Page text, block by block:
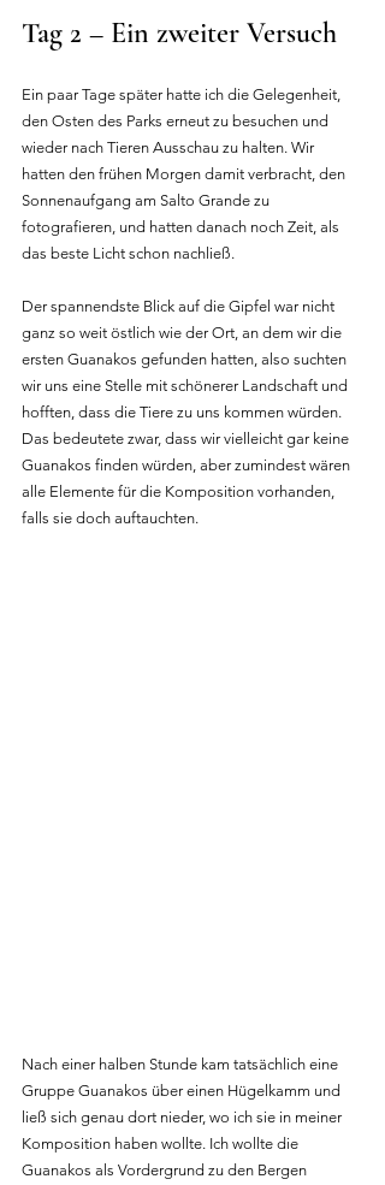
Tag 2 – Ein zweiter Versuch
Ein paar Tage später hatte ich die Gelegenheit,
den Osten des Parks erneut zu besuchen und
wieder nach Tieren Ausschau zu halten. Wir
hatten den frühen Morgen damit verbracht, den
Sonnenaufgang am Salto Grande zu
fotografieren, und hatten danach noch Zeit, als
das beste Licht schon nachließ.
Der spannendste Blick auf die Gipfel war nicht
ganz so weit östlich wie der Ort, an dem wir die
ersten Guanakos gefunden hatten, also suchten
wir uns eine Stelle mit schönerer Landschaft und
hofften, dass die Tiere zu uns kommen würden.
Das bedeutete zwar, dass wir vielleicht gar keine
Guanakos finden würden, aber zumindest wären
alle Elemente für die Komposition vorhanden,
falls sie doch auftauchten.
Nach einer halben Stunde kam tatsächlich eine
Gruppe Guanakos über einen Hügelkamm und
ließ sich genau dort nieder, wo ich sie in meiner
Komposition haben wollte. Ich wollte die
Guanakos als Vordergrund zu den Bergen